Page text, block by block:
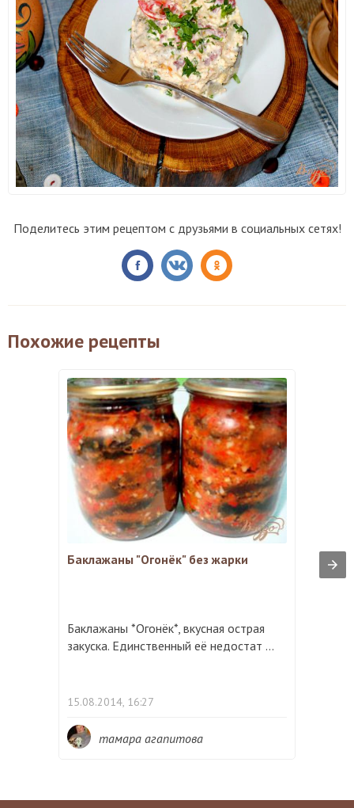
Поделитесь этим рецептом с друзьями в социальных сетях!
Похожие рецепты
Баклажаны "Огонёк" без жарки
Баклажаны *Огонёк*, вкусная острая
закуска. Единственный её недостат ...
15.08.2014, 16:27
тамара агапитова